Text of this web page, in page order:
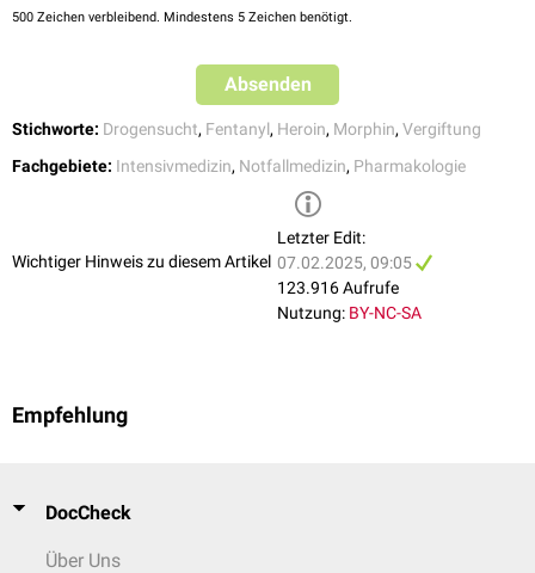
500 Zeichen verbleibend. Mindestens 5 Zeichen benötigt.
Absenden
Stichworte: Drogensucht, Fentanyl, Heroin, Morphin, Vergiftung
Fachgebiete: Intensivmedizin, Notfallmedizin, Pharmakologie
Wichtiger Hinweis zu diesem Artikel
Letzter Edit:
07.02.2025, 09:05
123.916 Aufrufe
Nutzung: BY-NC-SA
Empfehlung
DocCheck
Über Uns